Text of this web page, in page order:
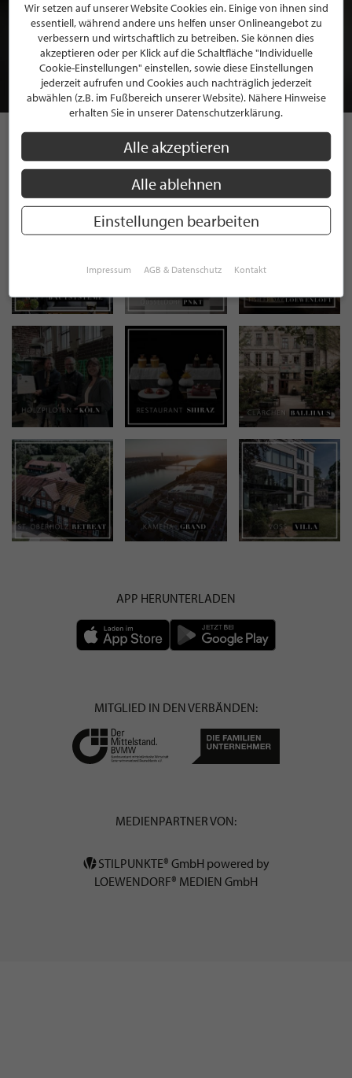
BEWERBEN SIE SICH FÜR EINE GRATIS
MITGLIEDSCHAFT BEI STILPUNKTE®
JETZT GRATIS BEWERBEN
STILPUNKTE AUF
INSTAGRAM
APP HERUNTERLADEN
MITGLIED IN DEN VERBÄNDEN:
MEDIENPARTNER VON:
STILPUNKTE® GmbH powered by
LOEWENDORF® MEDIEN GmbH
Wir setzen auf unserer Website Cookies ein. Einige von ihnen sind
essentiell, während andere uns helfen unser Onlineangebot zu
verbessern und wirtschaftlich zu betreiben. Sie können dies
akzeptieren oder per Klick auf die Schaltfläche "Individuelle
Cookie-Einstellungen" einstellen, sowie diese Einstellungen
jederzeit aufrufen und Cookies auch nachträglich jederzeit
abwählen (z.B. im Fußbereich unserer Website). Nähere Hinweise
erhalten Sie in unserer Datenschutzerklärung.
Alle akzeptieren
Alle ablehnen
Einstellungen bearbeiten
Impressum AGB & Datenschutz Kontakt